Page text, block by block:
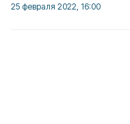
25 февраля 2022, 16:00